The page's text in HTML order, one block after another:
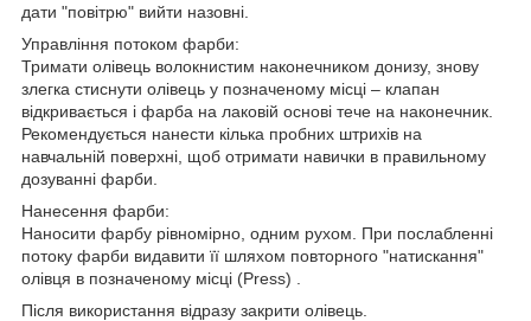
дати "повітрю" вийти назовні.
Управління потоком фарби:
Тримати олівець волокнистим наконечником донизу, знову
злегка стиснути олівець у позначеному місці – клапан
відкривається і фарба на лаковій основі тече на наконечник.
Рекомендується нанести кілька пробних штрихів на
навчальній поверхні, щоб отримати навички в правильному
дозуванні фарби.
Нанесення фарби:
Наносити фарбу рівномірно, одним рухом. При послабленні
потоку фарби видавити її шляхом повторного "натискання"
олівця в позначеному місці (Press) .
Після використання відразу закрити олівець.